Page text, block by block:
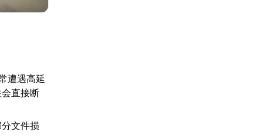
遭遇高延
直接断
文件损